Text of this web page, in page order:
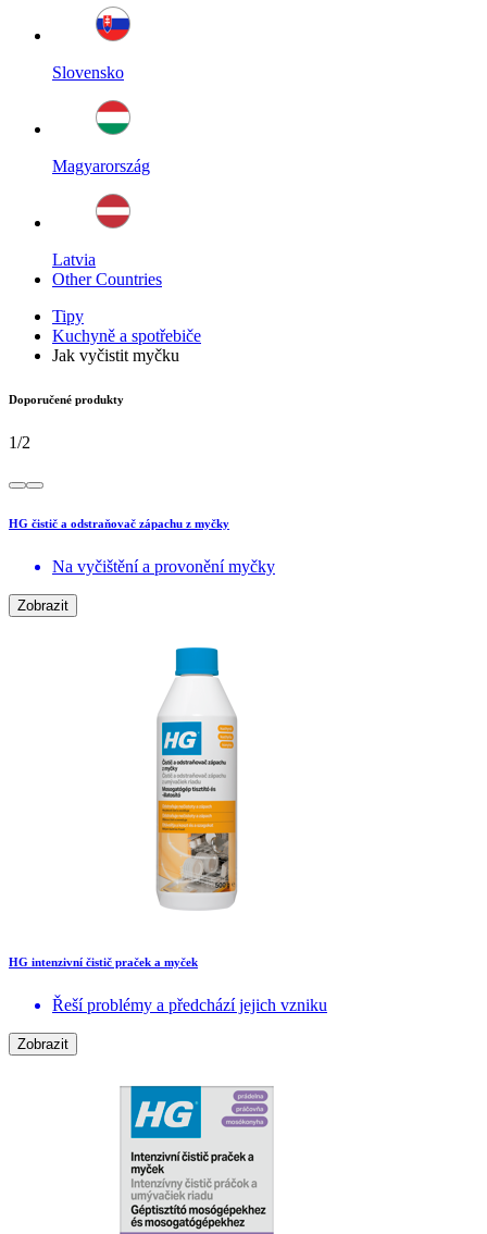
Slovensko
Magyarország
Latvia
Other Countries
Tipy
Kuchyně a spotřebiče
Jak vyčistit myčku
Doporučené produkty
1/2
HG čistič a odstraňovač zápachu z myčky
Na vyčištění a provonění myčky
Zobrazit
HG intenzivní čistič praček a myček
Řeší problémy a předchází jejich vzniku
Zobrazit